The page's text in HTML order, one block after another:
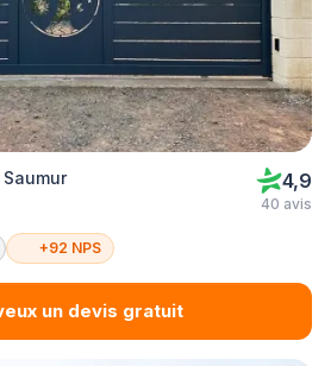
4,9
40 avis
+92 NPS
un devis gratuit